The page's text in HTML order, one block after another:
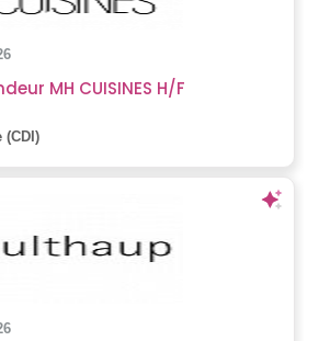
MH CUISINES H/F
(CDI)